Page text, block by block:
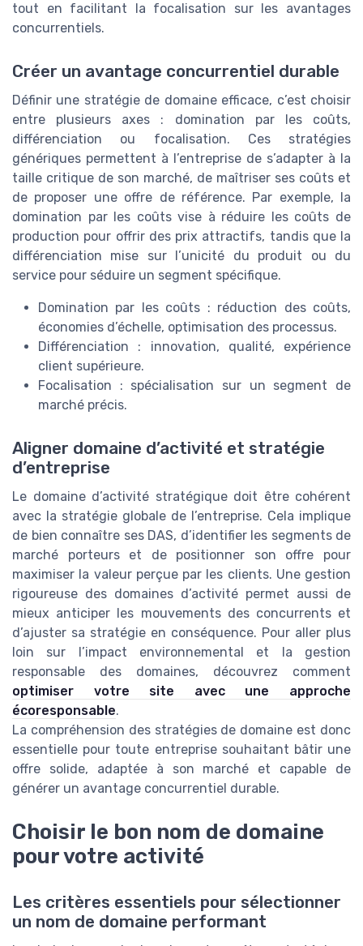
tout en facilitant la focalisation sur les avantages
concurrentiels.
Créer un avantage concurrentiel durable
Définir une stratégie de domaine efficace, c’est choisir
entre plusieurs axes : domination par les coûts,
différenciation ou focalisation. Ces stratégies
génériques permettent à l’entreprise de s’adapter à la
taille critique de son marché, de maîtriser ses coûts et
de proposer une offre de référence. Par exemple, la
domination par les coûts vise à réduire les coûts de
production pour offrir des prix attractifs, tandis que la
différenciation mise sur l’unicité du produit ou du
service pour séduire un segment spécifique.
Domination par les coûts : réduction des coûts,
économies d’échelle, optimisation des processus.
Différenciation : innovation, qualité, expérience
client supérieure.
Focalisation : spécialisation sur un segment de
marché précis.
Aligner domaine d’activité et stratégie
d’entreprise
Le domaine d’activité stratégique doit être cohérent
avec la stratégie globale de l’entreprise. Cela implique
de bien connaître ses DAS, d’identifier les segments de
marché porteurs et de positionner son offre pour
maximiser la valeur perçue par les clients. Une gestion
rigoureuse des domaines d’activité permet aussi de
mieux anticiper les mouvements des concurrents et
d’ajuster sa stratégie en conséquence. Pour aller plus
loin sur l’impact environnemental et la gestion
responsable des domaines, découvrez comment
optimiser votre site avec une approche
écoresponsable.
La compréhension des stratégies de domaine est donc
essentielle pour toute entreprise souhaitant bâtir une
offre solide, adaptée à son marché et capable de
générer un avantage concurrentiel durable.
Choisir le bon nom de domaine
pour votre activité
Les critères essentiels pour sélectionner
un nom de domaine performant